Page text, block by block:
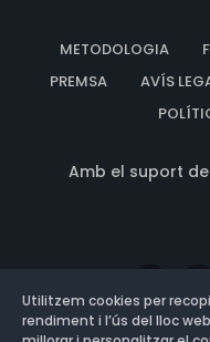
METODOLOGIA
PREMSA
AVÍS
Amb el suport
Utilitzem cookies per
rendiment i l’ús del lloc